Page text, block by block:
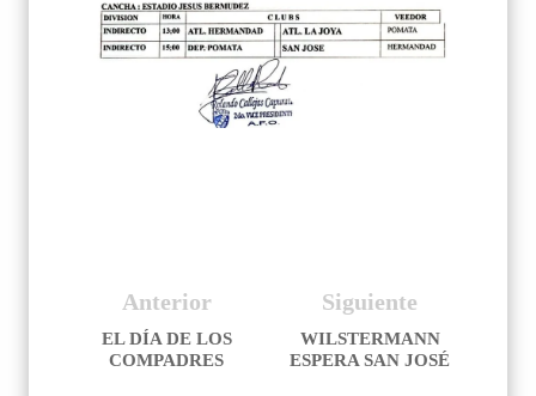
Siguiente
WILSTERMANN
ESPERA SAN JOSÉ
Anterior
EL DÍA DE LOS
COMPADRES